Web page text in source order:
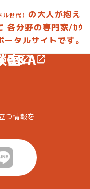
ル世代） の大人が抱え
各分野の専門家/ｶｳ
タルサイトです。
談してみよう
室
イスしてもらおう
Q&A
つ情報を